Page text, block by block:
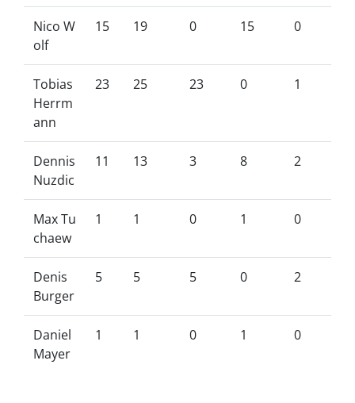
Nico W
olf
15 19 0 15 0
Tobias
Herrm
ann
23 25 23 0 1
Dennis
Nuzdic
11 13 3 8 2
Max Tu
chaew
1 1 0 1 0
Denis
Burger
5 5 5 0 2
Daniel
Mayer
1 1 0 1 0